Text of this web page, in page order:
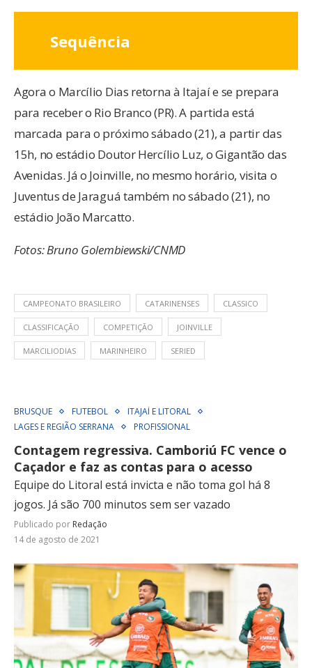
Sequência
Agora o Marcílio Dias retorna à Itajaí e se prepara
para receber o Rio Branco (PR). A partida está
marcada para o próximo sábado (21), a partir das
15h, no estádio Doutor Hercílio Luz, o Gigantão das
Avenidas. Já o Joinville, no mesmo horário, visita o
Juventus de Jaraguá também no sábado (21), no
estádio João Marcatto.
Fotos: Bruno Golembiewski/CNMD
CAMPEONATO BRASILEIRO CATARINENSES CLASSICO
CLASSIFICAÇÃO COMPETIÇÃO JOINVILLE
MARCILIODIAS MARINHEIRO SERIED
BRUSQUE FUTEBOL
ITAJAÍ E LITORAL
LAGES E REGIÃO SERRANA
PROFISSIONAL
Contagem regressiva. Camboriú FC vence o
Caçador e faz as contas para o acesso
Equipe do Litoral está invicta e não toma gol há 8
jogos. Já são 700 minutos sem ser vazado
Publicado por Redação
14 de agosto de 2021